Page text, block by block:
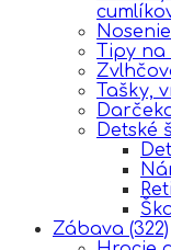
Tipy
Tašky,
Detské
Zábava (322)